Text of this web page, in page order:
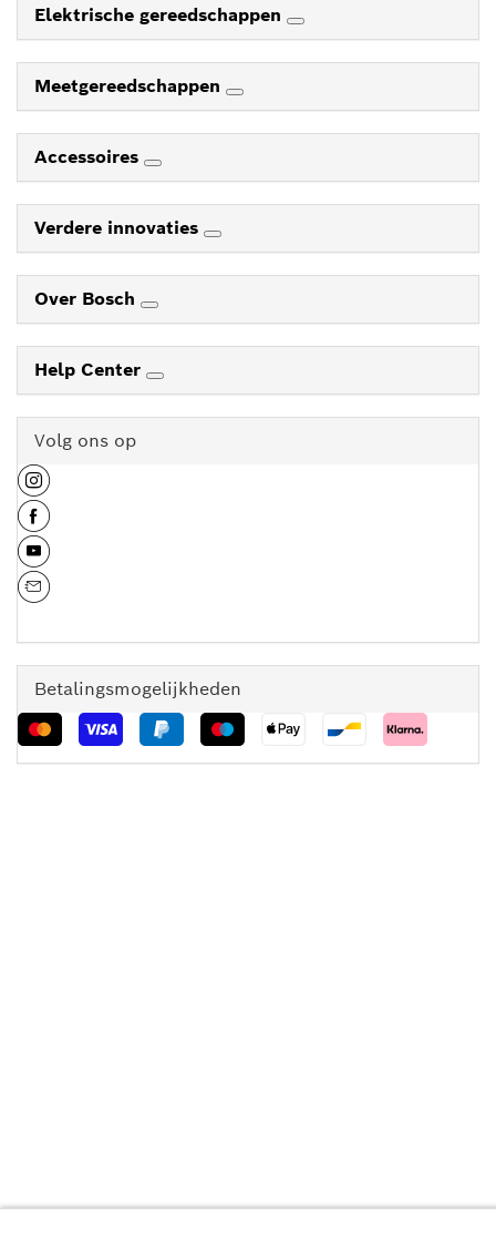
Elektrische gereedschappen
Meetgereedschappen
Accessoires
Verdere innovaties
Over Bosch
Help Center
Volg ons op
Betalingsmogelijkheden